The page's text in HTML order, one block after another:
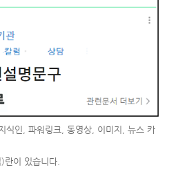
식인, 파워링크, 동영상, 이미지, 뉴스 카
란이 있습니다.